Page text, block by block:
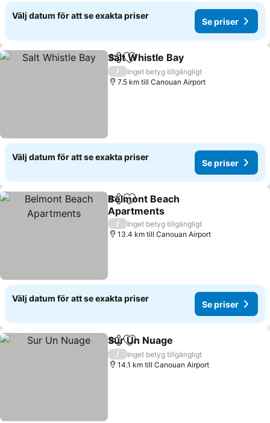
Välj datum för att se exakta priser
Se priser
Dela Lägg till i Mina Favoriter
Salt Whistle Bay
/
Inget betyg tillgängligt
7.5 km till Canouan Airport
Välj datum för att se exakta priser
Se priser
Dela Lägg till i Mina Favoriter
Belmont Beach
Apartments
/
Inget betyg tillgängligt
13.4 km till Canouan Airport
Välj datum för att se exakta priser
Se priser
Dela Lägg till i Mina Favoriter
Sur Un Nuage
/
Inget betyg tillgängligt
14.1 km till Canouan Airport